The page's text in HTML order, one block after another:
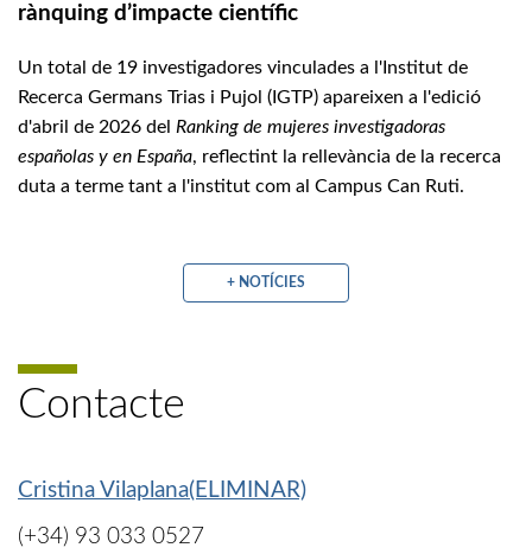
rànquing d’impacte científic
Un total de 19 investigadores vinculades a l'Institut de
Recerca Germans Trias i Pujol (IGTP) apareixen a l'edició
d'abril de 2026 del Ranking de mujeres investigadoras
españolas y en España, reflectint la rellevància de la recerca
duta a terme tant a l'institut com al Campus Can Ruti.
+ NOTÍCIES
Contacte
Cristina Vilaplana(ELIMINAR)
(+34) 93 033 0527